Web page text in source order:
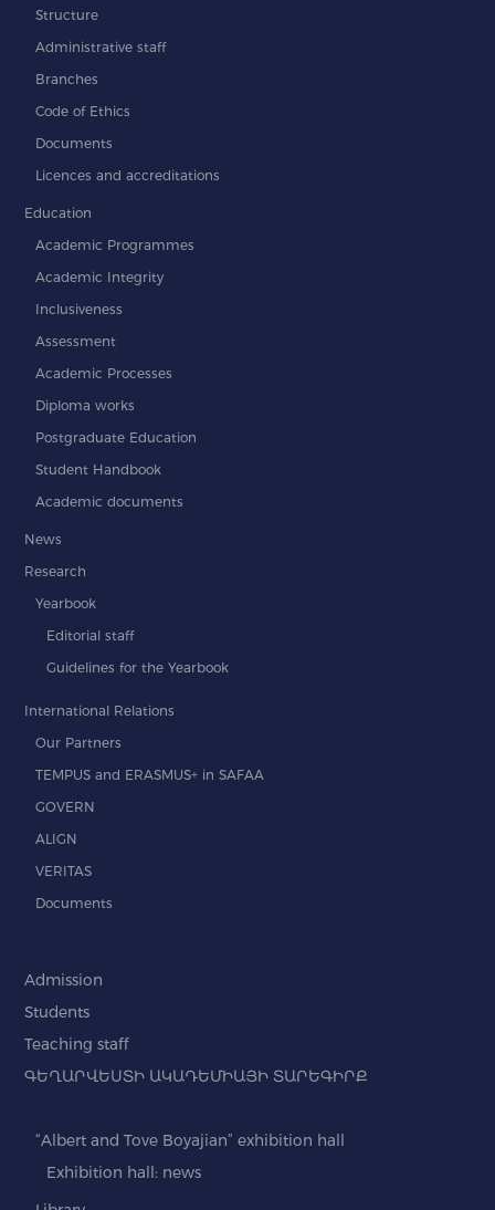
Structure
Administrative staff
Branches
Code of Ethics
Documents
Licences and accreditations
Education
Academic Programmes
Academic Integrity
Inclusiveness
Assessment
Academic Processes
Diploma works
Postgraduate Education
Student Handbook
Academic documents
News
Research
Yearbook
Editorial staff
Guidelines for the Yearbook
International Relations
Our Partners
TEMPUS and ERASMUS+ in SAFAA
GOVERN
ALIGN
VERITAS
Documents
Admission
Students
Teaching staff
ԳԵՂԱՐՎԵՍՏԻ ԱԿԱԴԵՄԻԱՅԻ ՏԱՐԵԳԻՐՔ
“Albert and Tove Boyajian” exhibition hall
Exhibition hall: news